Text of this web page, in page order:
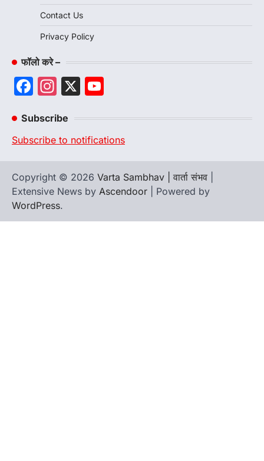
Contact Us
Privacy Policy
फॉलो करे –
Facebook
Instagram
X
Subscribe
Subscribe to notifications
Copyright © 2026 Varta Sambhav | वार्ता संभव
Extensive News by Ascendoor | Powered by
WordPress.